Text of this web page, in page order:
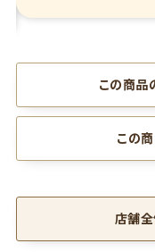
この商品
この
店舗